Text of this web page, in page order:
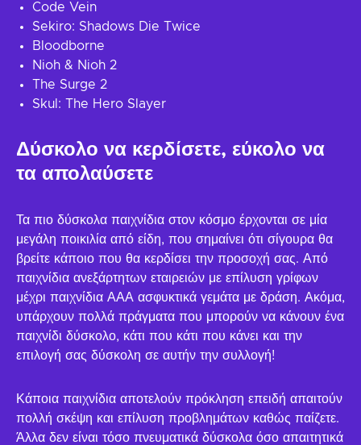
Code Vein
Sekiro: Shadows Die Twice
Bloodborne
Nioh & Nioh 2
The Surge 2
Skul: The Hero Slayer
Δύσκολο να κερδίσετε, εύκολο να
τα απολαύσετε
Τα πιο δύσκολα παιχνίδια στον κόσμο έρχονται σε μία
μεγάλη ποικιλία από είδη, που σημαίνει ότι σίγουρα θα
βρείτε κάποιο που θα κερδίσει την προσοχή σας. Από
παιχνίδια ανεξάρτητων εταιρειών με επίλυση γρίφων
μέχρι παιχνίδια ΑΑΑ ασφυκτικά γεμάτα με δράση. Ακόμα,
υπάρχουν πολλά πράγματα που μπορούν να κάνουν ένα
παιχνίδι δύσκολο, κάτι που κάτι που κάνει και την
επιλογή σας δύσκολη σε αυτήν την συλλογή!
Κάποια παιχνίδια αποτελούν πρόκληση επειδή απαιτούν
πολλή σκέψη και επίλυση προβλημάτων καθώς παίζετε.
Άλλα δεν είναι τόσο πνευματικά δύσκολα όσο απαιτητικά